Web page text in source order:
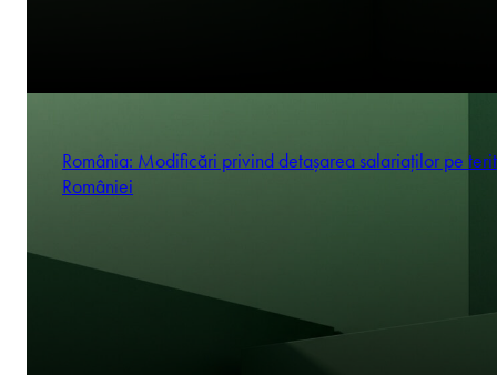
România: Modificări privind detașarea salariaților pe
României